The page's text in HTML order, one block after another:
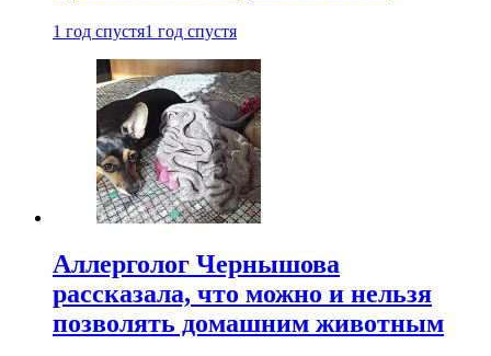
1 год спустя1 год спустя
Аллерголог Чернышова
рассказала, что можно и нельзя
позволять домашним животным